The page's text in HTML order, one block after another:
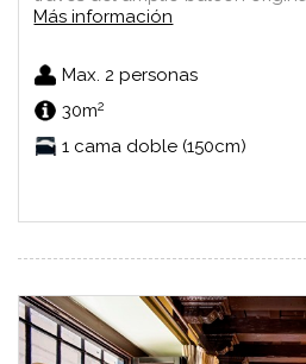
Más información
Max. 2 personas
30m2
1 cama doble (150cm)